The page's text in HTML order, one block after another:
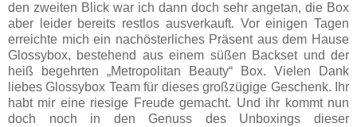
den zweiten Blick war ich dann doch sehr angetan, die Box
aber leider bereits restlos ausverkauft. Vor einigen Tagen
erreichte mich ein nachösterliches Präsent aus dem Hause
Glossybox, bestehend aus einem süßen Backset und der
heiß begehrten „Metropolitan Beauty“ Box. Vielen Dank
liebes Glossybox Team für dieses großzügige Geschenk. Ihr
habt mir eine riesige Freude gemacht. Und ihr kommt nun
doch noch in den Genuss des Unboxings dieser